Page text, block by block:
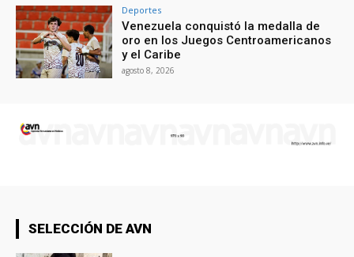
Deportes
Venezuela conquistó la medalla de
oro en los Juegos Centroamericanos
y el Caribe
agosto 8, 2026
SELECCIÓN DE AVN